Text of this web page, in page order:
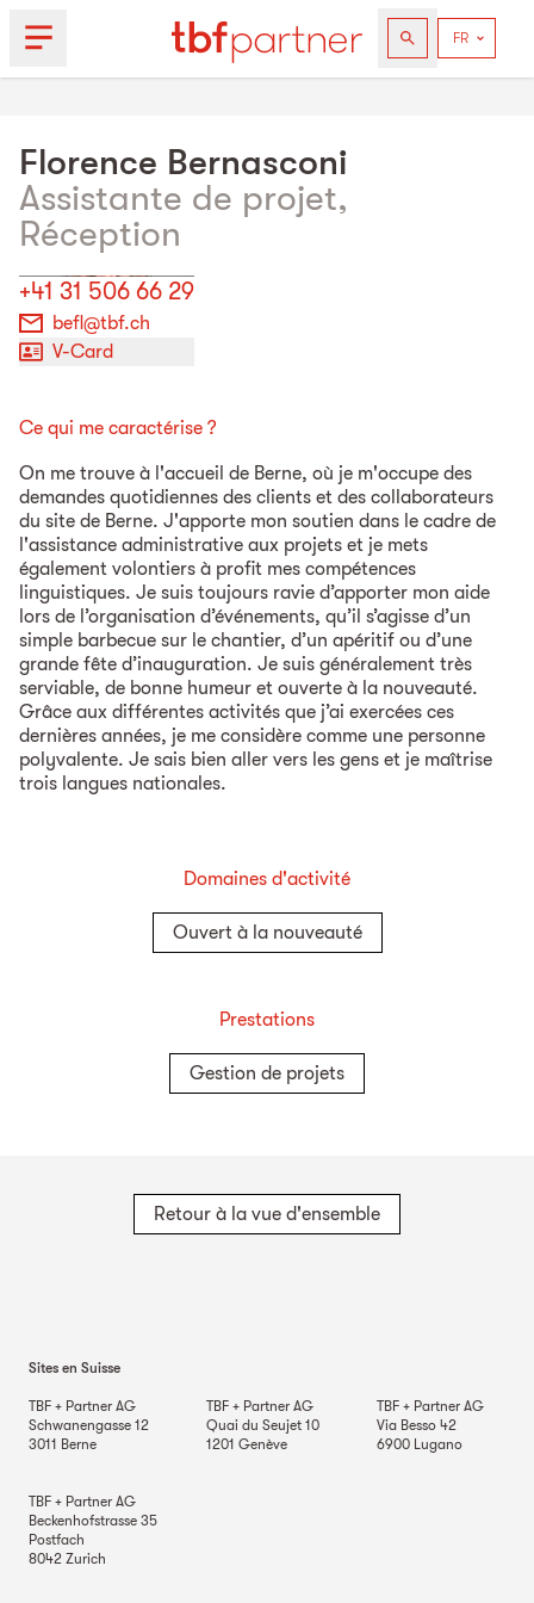
Florence Bernasconi
Assistante de projet,
Réception
+41 31 506 66 29
befl@tbf.ch
V-Card
Ce qui me caractérise ?
On me trouve à l'accueil de Berne, où je m'occupe des
demandes quotidiennes des clients et des collaborateurs
du site de Berne. J'apporte mon soutien dans le cadre de
l'assistance administrative aux projets et je mets
également volontiers à profit mes compétences
linguistiques. Je suis toujours ravie d’apporter mon aide
lors de l’organisation d’événements, qu’il s’agisse d’un
simple barbecue sur le chantier, d’un apéritif ou d’une
grande fête d’inauguration. Je suis généralement très
serviable, de bonne humeur et ouverte à la nouveauté.
Grâce aux différentes activités que j’ai exercées ces
dernières années, je me considère comme une personne
polyvalente. Je sais bien aller vers les gens et je maîtrise
trois langues nationales.
Domaines d'activité
Ouvert à la nouveauté
Prestations
Gestion de projets
Retour à la vue d'ensemble
Sites en Suisse
TBF + Partner AG
Schwanengasse 12
3011 Berne
TBF + Partner AG
Quai du Seujet 10
1201 Genève
TBF + Partner AG
Via Besso 42
6900 Lugano
TBF + Partner AG
Beckenhofstrasse 35
Postfach
8042 Zurich